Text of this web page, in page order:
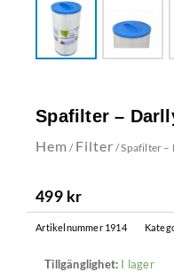
Spafilter –
Hem / Filter / Spafilter –
499 kr
Artikelnummer 1914
Tillgänglighet: I lager
Spafilter